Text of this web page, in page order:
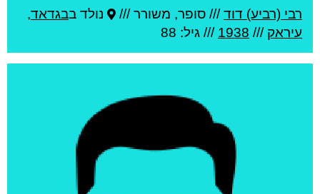
רבי (רביע) דוד/// סופר, משורר /// נולד בבגדאד,
עיראק ///
1938 /// גיל: 88